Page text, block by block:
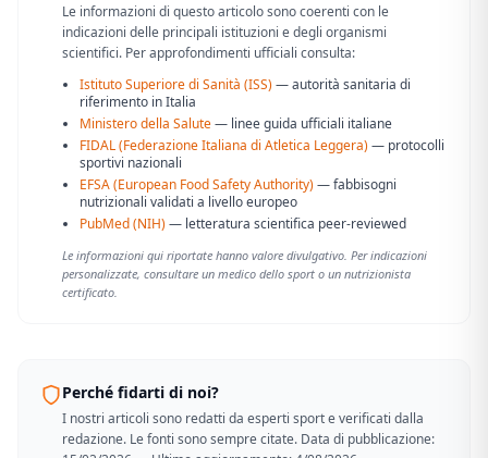
Le informazioni di questo articolo sono coerenti con le
indicazioni delle principali istituzioni e degli organismi
scientifici. Per approfondimenti ufficiali consulta:
Istituto Superiore di Sanità (ISS)— autorità sanitaria di
riferimento in Italia
Ministero della Salute— linee guida ufficiali italiane
FIDAL (Federazione Italiana di Atletica Leggera)— protocolli
sportivi nazionali
EFSA (European Food Safety Authority)— fabbisogni
nutrizionali validati a livello europeo
PubMed (NIH)— letteratura scientifica peer-reviewed
Le informazioni qui riportate hanno valore divulgativo. Per indicazioni
personalizzate, consultare un medico dello sport o un nutrizionista
certificato.
Perché fidarti di noi?
I nostri articoli sono redatti da esperti sport e verificati dalla
redazione. Le fonti sono sempre citate. Data di pubblicazione: